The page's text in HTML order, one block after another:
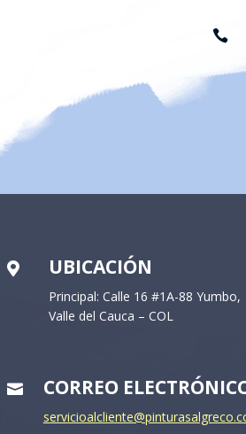

 UBICACIÓN
Principal: Calle 16 #1A-88 Yumbo,
Valle del Cauca – COL
 CORREO